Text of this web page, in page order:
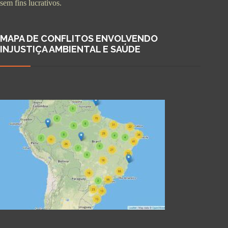
sem fins lucrativos.
MAPA DE CONFLITOS ENVOLVENDO
INJUSTIÇA AMBIENTAL E SAÚDE